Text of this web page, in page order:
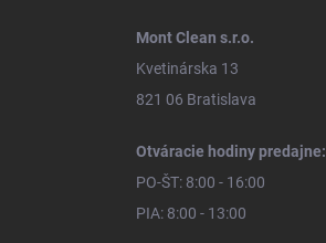
Mont Clean s.r.o.
Kvetinárska 13
821 06 Bratislava
Otváracie hodiny predajne:
PO-ŠT: 8:00 - 16:00
PIA: 8:00 - 13:00